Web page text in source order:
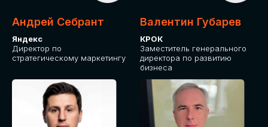
Андрей Себрант
Яндекс
Директор по
стратегическому маркетингу
Валентин Губарев
КРОК
Заместитель генерального
директора по развитию
бизнеса